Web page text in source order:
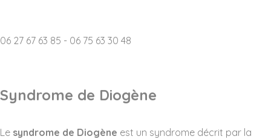
06 27 67 63 85 - 06 75 63 30 48
Syndrome de Diogène
Le syndrome de Diogène est un syndrome décrit par la